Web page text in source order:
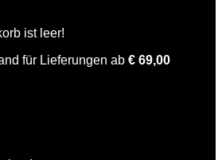
ist leer!
für Lieferungen ab € 69,00